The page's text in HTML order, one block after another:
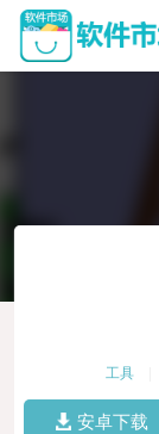
工具
安卓下载